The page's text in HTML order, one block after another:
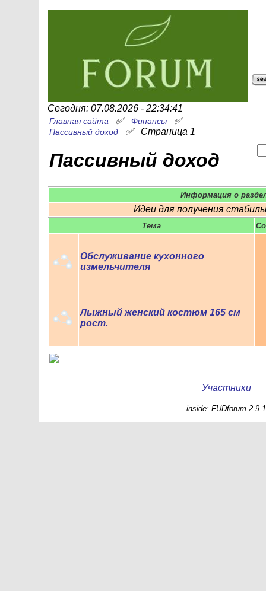
Сегодня: 07.08.2026 - 22:34:41
Главная сайта ✅ Финансы ✅
Пассивный доход ✅ Страница 1
Пассивный доход
Информация о
Идеи для получения
Тема
Обслуживание кухонного
измельчителя
Лыжный женский костюм 165 см
рост.
Участники
inside: FUDforum 2.9.1